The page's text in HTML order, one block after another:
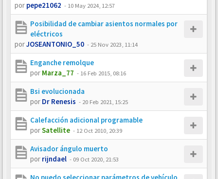
por pepe21062 - 10 May 2024, 12:57
Posibilidad de cambiar asientos normales por
eléctricos
porJOSEANTONIO_50 - 25 Nov 2023, 11:14
Enganche remolque
por Marza_77 - 16 Feb 2015, 08:16
Bsi evolucionada
por Dr Renesis - 20 Feb 2021, 15:25
Calefacción adicional programable
porSatellite - 12 Oct 2010, 20:39
Avisador ángulo muerto
por rijndael - 09 Oct 2020, 21:53